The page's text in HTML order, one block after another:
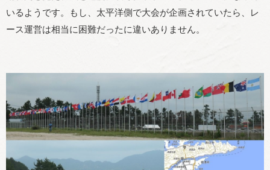
いるようです。もし、太平洋側で大会が企画されていたら、レ
ース運営は相当に困難だったに違いありません。